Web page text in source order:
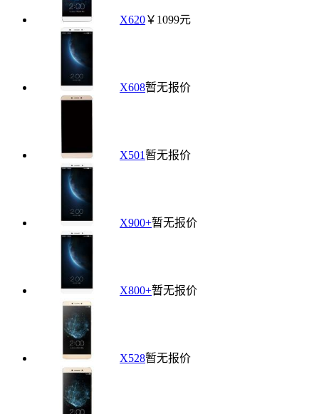
X620￥1099元
X608暂无报价
X501 暂无报价
X900+暂无报价
X800+暂无报价
X528暂无报价